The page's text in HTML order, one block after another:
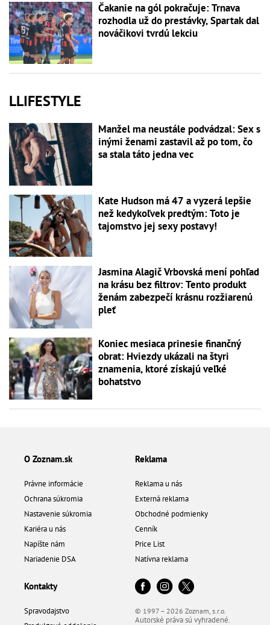
Čakanie na gól pokračuje: Trnava
rozhodla už do prestávky, Spartak dal
nováčikovi tvrdú lekciu
LLIFESTYLE
Manžel ma neustále podvádzal: Sex s
inými ženami zastavil až po tom, čo
sa stala táto jedna vec
Kate Hudson má 47 a vyzerá lepšie
než kedykoľvek predtým: Toto je
tajomstvo jej sexy postavy!
Jasmina Alagič Vrbovská mení pohľad
na krásu bez filtrov: Tento produkt
ženám zabezpečí krásnu rozžiarenú
pleť
Koniec mesiaca prinesie finančný
obrat: Hviezdy ukázali na štyri
znamenia, ktoré získajú veľké
bohatstvo
O Zoznam.sk
Právne informácie
Ochrana súkromia
Nastavenie súkromia
Kariéra u nás
Napíšte nám
Nariadenie DSA
Reklama
Reklama u nás
Externá reklama
Obchodné podmienky
Cenník
Price List
Natívna reklama
Kontakty
Spravodajstvo
© 1997 – 2026 Zoznam, s.r.o.
Autorské práva sú vyhradené.